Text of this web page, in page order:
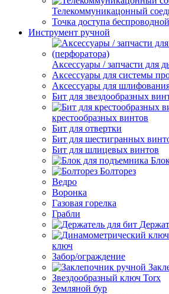
Телекоммуникацонный
Точка доступа
Инструмент ручной
Аксессуары / запчасти для
Аксессуары для системы
Аксессуары для
Бит для звездообразных
крестообразных винтов
Бит для отвертки
Бит для шестигранных
Бит для шлицевых винтов
Болторез
Ведро
Воронка
Газовая горелка
Грабли
ключ
Забор/ограждение
Звездообразный ключ Torx
Земляной бур